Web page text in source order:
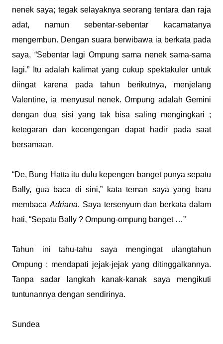
nenek saya; tegak selayaknya seorang tentara dan raja
adat, namun sebentar-sebentar kacamatanya
mengembun. Dengan suara berwibawa ia berkata pada
saya, “Sebentar lagi Ompung sama nenek sama-sama
lagi.” Itu adalah kalimat yang cukup spektakuler untuk
diingat karena pada tahun berikutnya, menjelang
Valentine, ia menyusul nenek. Ompung adalah Gemini
dengan dua sisi yang tak bisa saling mengingkari ;
ketegaran dan kecengengan dapat hadir pada saat
bersamaan.
“De, Bung Hatta itu dulu kepengen banget punya sepatu
Bally, gua baca di sini,” kata teman saya yang baru
membaca Adriana. Saya tersenyum dan berkata dalam
hati, “Sepatu Bally ? Ompung-ompung banget …”
Tahun ini tahu-tahu saya mengingat ulangtahun
Ompung ; mendapati jejak-jejak yang ditinggalkannya.
Tanpa sadar langkah kanak-kanak saya mengikuti
tuntunannya dengan sendirinya.
Sundea